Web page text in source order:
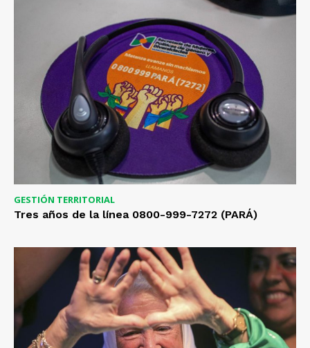
GESTIÓN TERRITORIAL
Tres años de la línea 0800-999-7272 (PARÁ)